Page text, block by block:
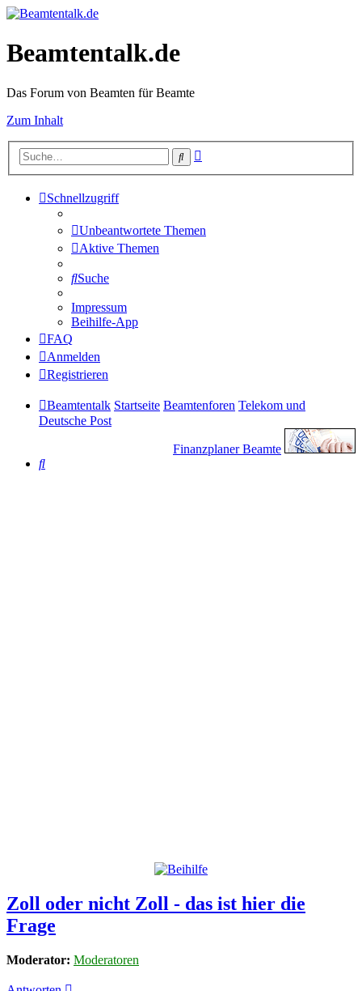
Beamtentalk.de
Das Forum von Beamten für Beamte
Zum Inhalt
Suche
Schnellzugriff
Unbeantwortete Themen
Aktive Themen
Suche
Impressum
Beihilfe-App
FAQ
Anmelden
Registrieren
Beamtentalk Startseite Beamtenforen Telekom und
Deutsche Post
Finanzplaner Beamte
Suche
Zoll oder nicht Zoll - das ist hier die
Frage
Moderator: Moderatoren